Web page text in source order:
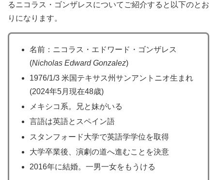
るニコラス・ゴンザレスについてご紹介すると以下のとお
りになります。
名前：ニコラス・エドワード・ゴンザレス
(Nicholas Edward Gonzalez)
1976/1/3 米国テキサス州サンアントニオ生まれ
(2024年5月現在48歳)
メキシコ系。兄と妹がいる
言語は英語とスペイン語
スタンフォード大学で英語学学位を取得
大学卒業後、演劇の道へ進むことを決意
2016年に結婚。一男一女をもうける